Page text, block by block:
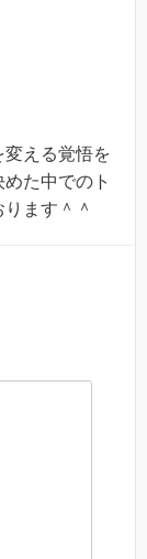
える覚悟を
た中でのト
ます＾＾